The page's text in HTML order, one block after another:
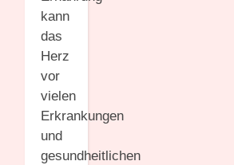
kann
das
Herz
vor
vielen
Erkrankungen
und
gesundheitlichen